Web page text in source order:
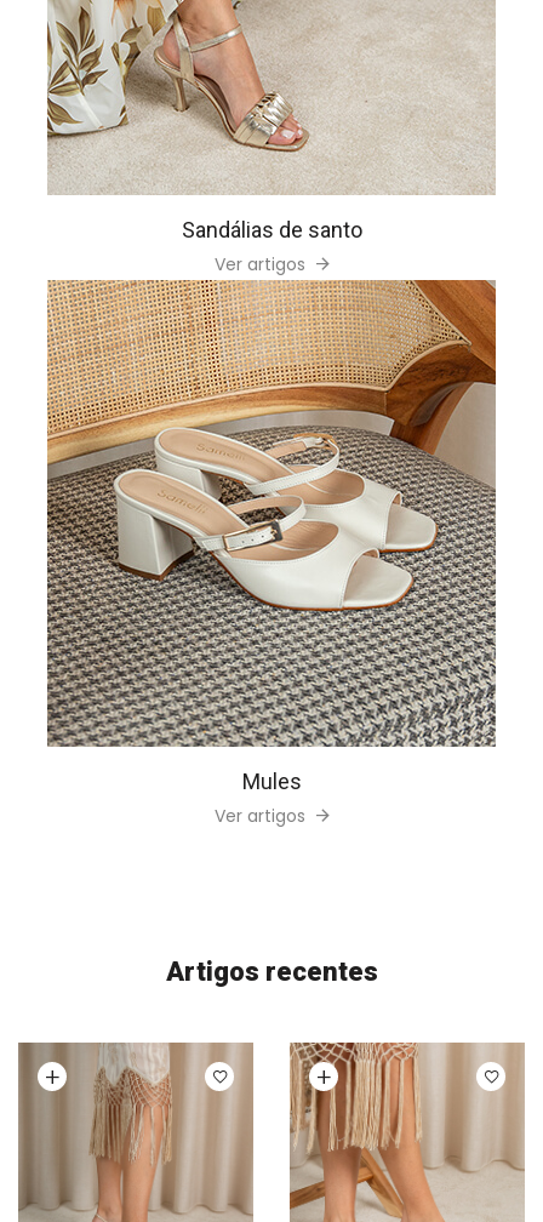
Sandálias de santo
Ver artigos
Mules
Ver artigos
Artigos recentes
opções Ver opções